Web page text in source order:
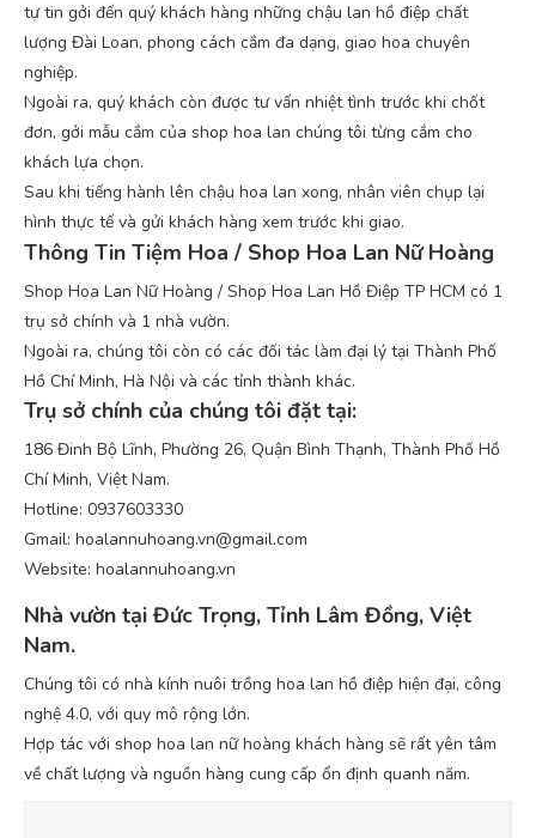
tự tin gởi đến quý khách hàng những chậu lan hồ điệp chất
lượng Đài Loan, phong cách cắm đa dạng, giao hoa chuyên
nghiệp.
Ngoài ra, quý khách còn được tư vấn nhiệt tình trước khi chốt
đơn, gởi mẫu cắm của shop hoa lan chúng tôi từng cắm cho
khách lựa chọn.
Sau khi tiếng hành lên chậu hoa lan xong, nhân viên chụp lại
hình thực tế và gửi khách hàng xem trước khi giao.
Thông Tin Tiệm Hoa / Shop Hoa Lan Nữ Hoàng
Shop Hoa Lan Nữ Hoàng / Shop Hoa Lan Hồ Điệp TP HCM có 1
trụ sở chính và 1 nhà vườn.
Ngoài ra, chúng tôi còn có các đối tác làm đại lý tại Thành Phố
Hồ Chí Minh, Hà Nội và các tỉnh thành khác.
Trụ sở chính của chúng tôi đặt tại:
186 Đinh Bộ Lĩnh, Phường 26, Quận Bình Thạnh, Thành Phố Hồ
Chí Minh, Việt Nam.
Hotline: 0937603330
Gmail: hoalannuhoang.vn@gmail.com
Website: hoalannuhoang.vn
Nhà vườn tại Đức Trọng, Tỉnh Lâm Đồng, Việt
Nam.
Chúng tôi có nhà kính nuôi trồng hoa lan hồ điệp hiện đại, công
nghệ 4.0, với quy mô rộng lớn.
Hợp tác với shop hoa lan nữ hoàng khách hàng sẽ rất yên tâm
về chất lượng và nguồn hàng cung cấp ổn định quanh năm.